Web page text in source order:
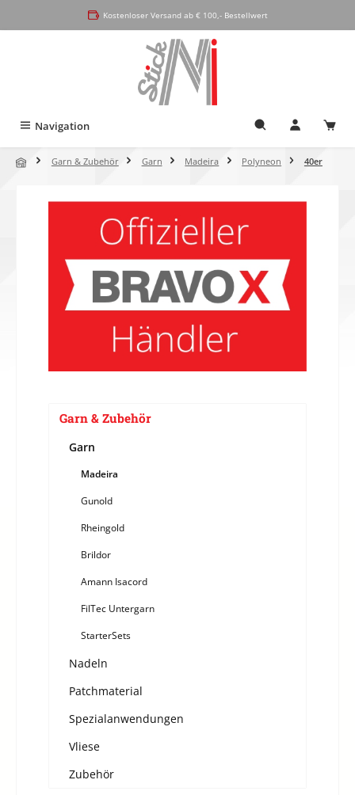
Kostenloser Versand ab € 100,- Bestellwert
Navigation
Garn & Zubehör Garn Madeira Polyneon 40er
Garn & Zubehör
Garn
Madeira
Gunold
Rheingold
Brildor
Amann Isacord
FilTec Untergarn
StarterSets
Nadeln
Patchmaterial
Spezialanwendungen
Vliese
Zubehör